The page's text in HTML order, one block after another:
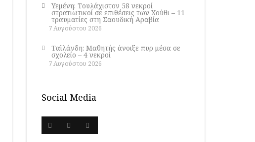
Υεμένη: Τουλάχιστον 58 νεκροί
στρατιωτικοί σε επιθέσεις των Χούθι – 11
τραυματίες στη Σαουδική Αραβία
7 Αυγούστου 2026
Ταϊλάνδη: Μαθητής άνοιξε πυρ μέσα σε
σχολείο – 4 νεκροί
7 Αυγούστου 2026
Social Media